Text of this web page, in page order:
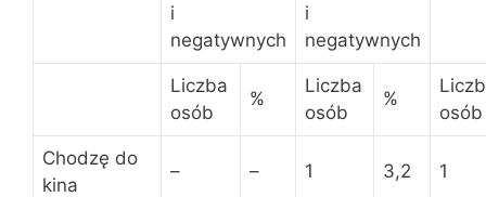
i
negatywnych
i
negatywnych
Liczba
osób
%
Liczba
osób
%
osób
Chodzę do
kina
– – 1 3,2 1